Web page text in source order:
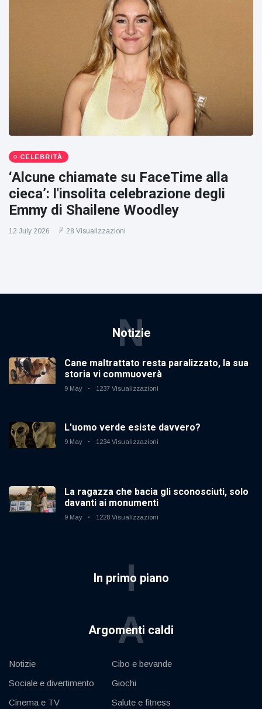
CELEBRITÀ
‘Alcune chiamate su FaceTime alla
cieca’: l'insolita celebrazione degli
Emmy di Shailene Woodley
12 July 2026 28 Visualizzazioni
Notizie
N
Cane maltrattato resta paralizzato, la sua
storia vi commuoverà
9 May 1237 Visualizzazioni
L'uomo verde esiste davvero?
9 May 1234 Visualizzazioni
La ragazza che bacia gli sconosciuti, solo
davanti ai monumenti
9 May 1228 Visualizzazioni
In primo piano
I
Argomenti caldi
A
Notizie
Sociale e divertimento
Cinema e TV
Cibo e bevande
Giochi
Salute e fitness